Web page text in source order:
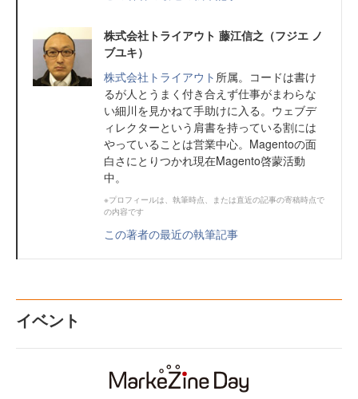
株式会社トライアウト 藤江信之（フジエ ノ
ブユキ）
株式会社トライアウト 所属。コードは書け
るが人とうまく付き合えず仕事がまわらな
い細川を見かねて手助けに入る。ウェブデ
ィレクターという肩書を持っている割には
やっていることは営業中心。Magentoの面
白さにとりつかれ現在Magento啓蒙活動
中。
※プロフィールは、執筆時点、または直近の記事の寄稿時点で
の内容です
この著者の最近の執筆記事
イベント